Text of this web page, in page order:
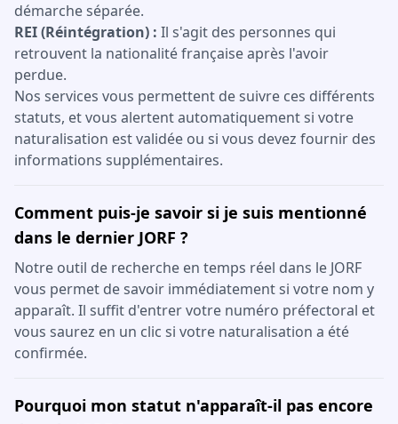
démarche séparée.
REI (Réintégration) : Il s'agit des personnes qui
retrouvent la nationalité française après l'avoir
perdue.
Nos services vous permettent de suivre ces différents
statuts, et vous alertent automatiquement si votre
naturalisation est validée ou si vous devez fournir des
informations supplémentaires.
Comment puis-je savoir si je suis mentionné
dans le dernier JORF ?
Notre outil de recherche en temps réel dans le JORF
vous permet de savoir immédiatement si votre nom y
apparaît. Il suffit d'entrer votre numéro préfectoral et
vous saurez en un clic si votre naturalisation a été
confirmée.
Pourquoi mon statut n'apparaît-il pas encore